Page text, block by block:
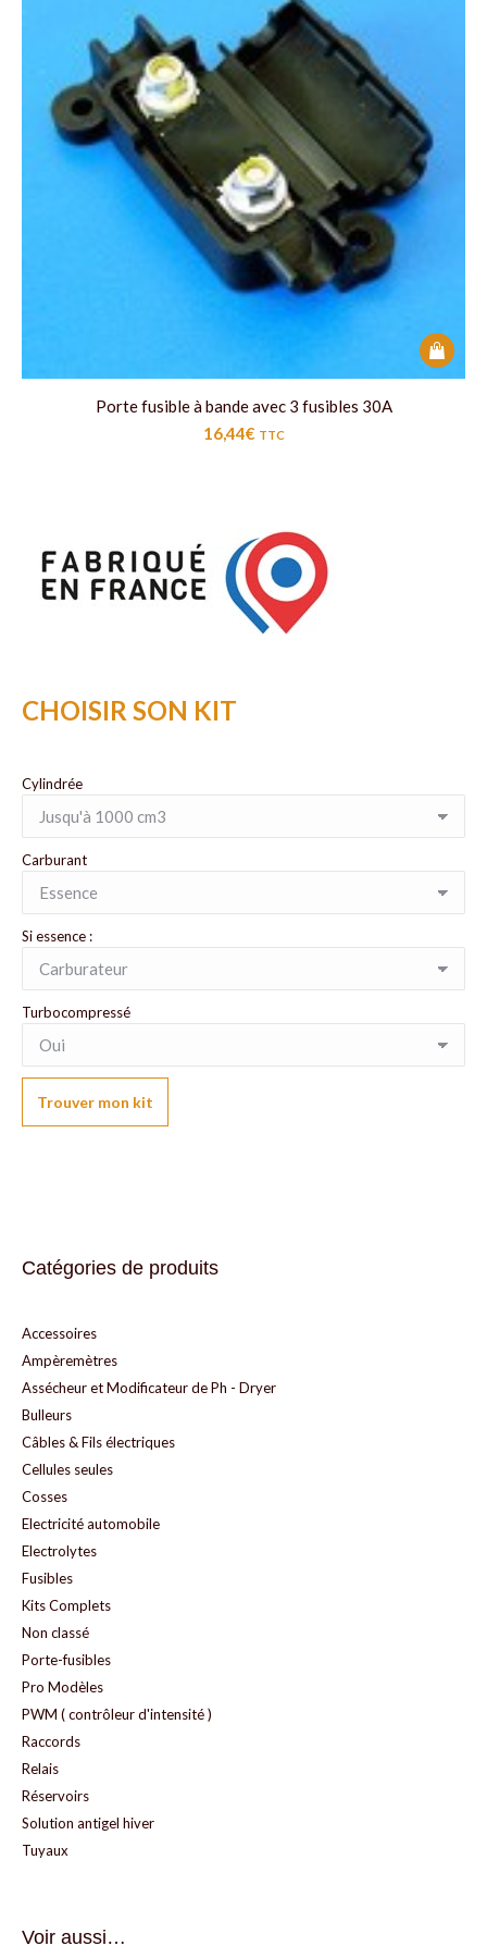
Porte fusible à bande avec 3 fusibles 30A
16,44€ TTC
CHOISIR SON KIT
Cylindrée
Carburant
Si essence :
Turbocompressé
Trouver mon kit
Catégories de produits
Accessoires
Ampèremètres
Assécheur et Modificateur de Ph - Dryer
Bulleurs
Câbles & Fils électriques
Cellules seules
Cosses
Electricité automobile
Electrolytes
Fusibles
Kits Complets
Non classé
Porte-fusibles
Pro Modèles
PWM ( contrôleur d'intensité )
Raccords
Relais
Réservoirs
Solution antigel hiver
Tuyaux
Voir aussi…